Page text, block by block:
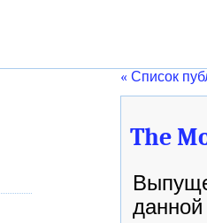
« Список
The
данной